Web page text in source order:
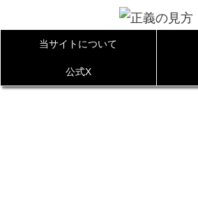
当サイトについて
公式X